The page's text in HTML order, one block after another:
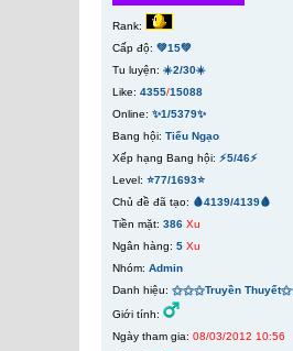
Rank:
Cấp độ: 💚15💚
Tu luyện: ☀️2/30☀️
Like: 4355/15088
Online: ✨1/5379✨
Bang hội: Tiếu Ngạo
Xếp hạng Bang hội: ⚡5/46⚡
Level: ⭐77/1693⭐
Chủ đề đã tạo: 🩸4139/4139🩸
Tiền mặt: 386 Xu
Ngân hàng: 5 Xu
Nhóm: Admin
Danh hiệu: ⚝⚝⚝Truyền
Giới tính:
Ngày tham gia: 08/03/2012 10:56